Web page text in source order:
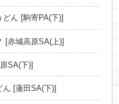
ん [駒寄PA(下)]
[赤城高原SA(上)]
SA(下)]
[蓮田SA(下)]